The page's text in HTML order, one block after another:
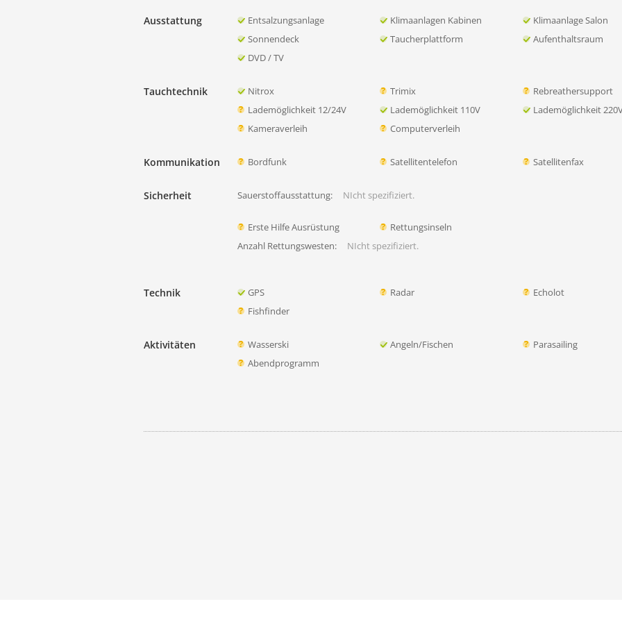
Ausstattung Entsalzungsanlage Klimaanlagen Kabinen
Klimaanlage Salon
Sonnendeck
Taucherplattform
Aufenthaltsraum
DVD / TV
Tauchtechnik Nitrox Trimix
Rebreathersupport
Lademöglichkeit 12/24V
Lademöglichkeit 110V
Lademöglichkeit
Kameraverleih
Computerverleih
Kommunikation Bordfunk Satellitentelefon Satellitenfax
Sicherheit Sauerstoffausstattung: NIcht spezifiziert.
Erste Hilfe Ausrüstung
Rettungsinseln
Anzahl Rettungswesten:
NIcht spezifiziert.
Technik GPS Radar
Echolot
Fishfinder
Aktivitäten Wasserski Angeln/Fischen
Parasailing
Abendprogramm